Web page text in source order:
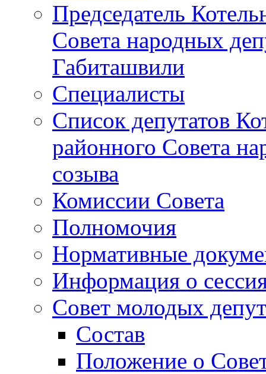
Председатель
Совета народных
Габиташвили
Специалисты
Список депутатов
районного Совета
созыва
Комиссии Совета
Полномочия
Нормативные
Информация о
Совет молодых
Состав
Положение о